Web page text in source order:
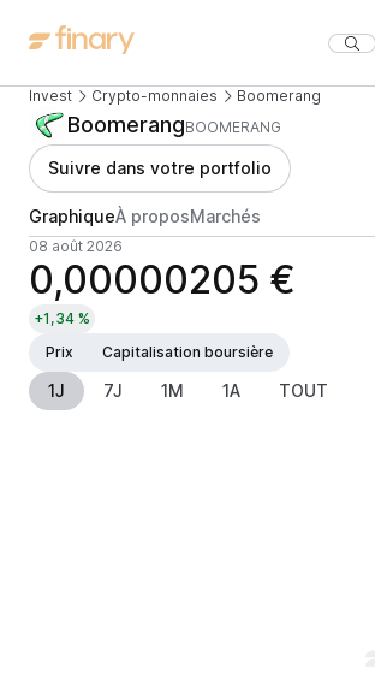
Invest Crypto-monnaies Boomerang
BoomerangBOOMERANG
Suivre dans votre portfolio
GraphiqueÀ proposMarchés
08 août 2026
0,00000205 €
+1,34 %
Prix
Capitalisation boursière
1J 7J 1M 1A TOUT